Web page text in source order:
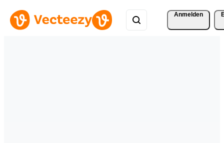
Anmelden